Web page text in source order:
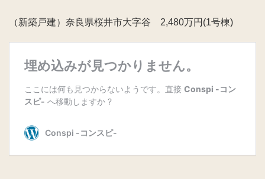
（新築戸建）奈良県桜井市大字谷 2,480万円(1号棟)